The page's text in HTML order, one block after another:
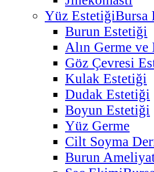
Yüz EstetiğiBursa
Burun Estetiği
Alın Germe ve
Göz Çevresi
Kulak Estetiği
Dudak Estetiği
Boyun Estetiği
Yüz Germe
Cilt Soyma
Burun